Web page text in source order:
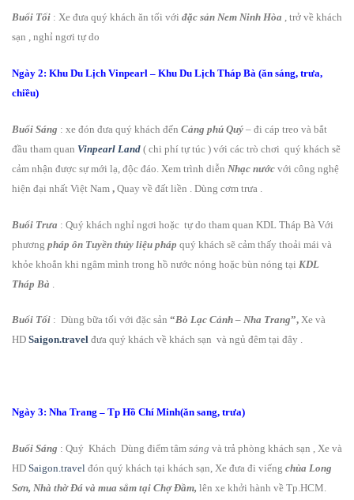
Buổi Tối : Xe đưa quý khách ăn tối với đặc sản Nem Ninh Hòa , trở về khách
sạn , nghỉ ngơi tự do
Ngày 2: Khu Du Lịch Vinpearl – Khu Du Lịch Tháp Bà (ăn sáng, trưa,
chiều)
Buổi Sáng : xe đón đưa quý khách đến Cảng phú Quý – đi cáp treo và bắt
đầu tham quan Vinpearl Land ( chi phí tự túc ) với các trò chơi quý khách sẽ
cảm nhận được sự mới lạ, độc đáo. Xem trình diễn Nhạc nước với công nghệ
hiện đại nhất Việt Nam , Quay về đất liền . Dùng cơm trưa .
Buổi Trưa : Quý khách nghỉ ngơi hoặc tự do tham quan KDL Tháp Bà Với
phương pháp ôn Tuyền thủy liệu pháp quý khách sẽ cảm thấy thoải mái và
khỏe khoắn khi ngâm mình trong hồ nước nóng hoặc bùn nóng tại KDL
Tháp Bà
Buổi Tối : Dùng bữa tối với đặc sản “Bò Lạc Cảnh – Nha Trang”, Xe và
HD Saigon.travel đưa quý khách về khách sạn và ngủ đêm tại đây .
Ngày 3: Nha Trang – Tp Hồ Chí Minh(ăn sang, trưa)
Buổi Sáng : Quý Khách Dùng điểm tâm sáng và trả phòng khách sạn , Xe và
HD Saigon.travel đón quý khách tại khách sạn, Xe đưa đi viếng chùa Long
Sơn, Nhà thờ Đá và mua sắm tại Chợ Đầm, lên xe khởi hành về Tp.HCM.